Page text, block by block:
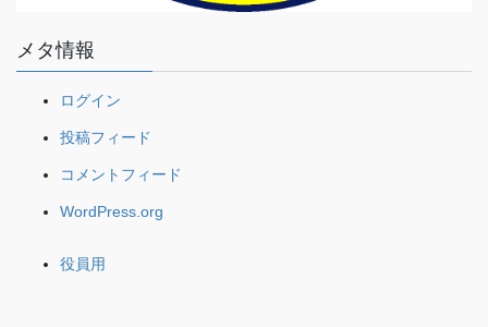
メタ情報
ログイン
投稿フィード
コメントフィード
WordPress.org
役員用